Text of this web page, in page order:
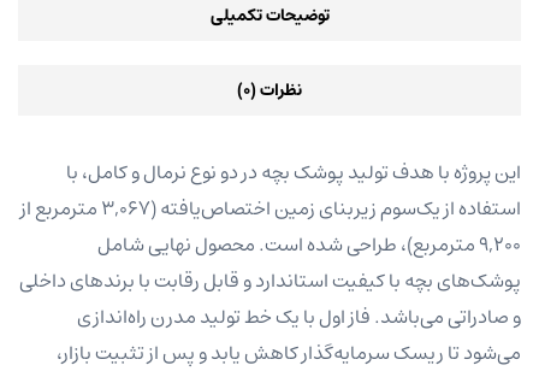
توضیحات تکمیلی
نظرات (۰)
این پروژه با هدف تولید پوشک بچه در دو نوع نرمال و کامل، با
استفاده از یک‌سوم زیربنای زمین اختصاص‌یافته (۳,۰۶۷ مترمربع از
۹,۲۰۰ مترمربع)، طراحی شده است. محصول نهایی شامل
پوشک‌های بچه با کیفیت استاندارد و قابل رقابت با برندهای داخلی
و صادراتی می‌باشد. فاز اول با یک خط تولید مدرن راه‌اندازی
می‌شود تا ریسک سرمایه‌گذار کاهش یابد و پس از تثبیت بازار،